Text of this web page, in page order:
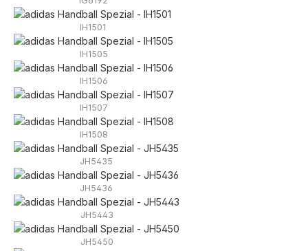
IH1501
IH1505
IH1506
IH1507
IH1508
JH5435
JH5436
JH5443
JH5450